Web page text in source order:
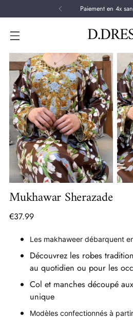
Paiement en 4x
Mukhawar Sherazade
Prix
€37.99
Les makhaweer débarquent
Découvrez les robes
au quotidien ou pour les
Col et manches découpé
unique
Modèles confectionnés à